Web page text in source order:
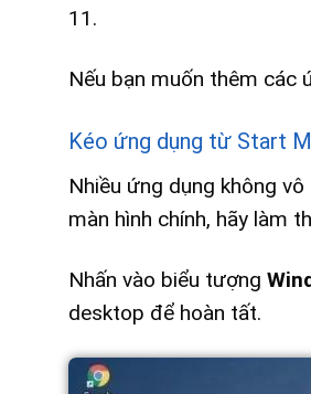
11.
Nếu bạn muốn thêm các
Kéo ứng dụng từ Start
Nhiều ứng dụng không
màn hình chính, hãy làm
Nhấn vào biểu tượng
desktop để hoàn tất.